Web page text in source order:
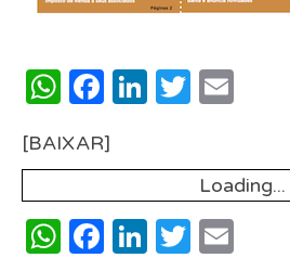
WhatsApp
Facebook
LinkedIn
Twitter
[BAIXAR]
Loading...
WhatsApp
Facebook
LinkedIn
Twitter